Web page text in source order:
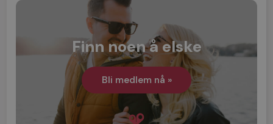
Finn noen å elske
Bli medlem nå »